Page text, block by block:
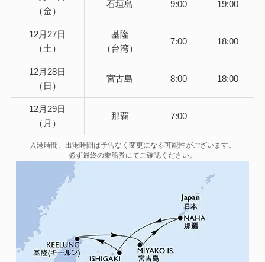
（金）
石垣島 9:00 19:00
12月27日
（土）
基隆
（台湾）
7:00 18:00
12月28日
（日）
宮古島 8:00 18:00
12月29日
（月）
那覇 7:00
入港時間、出港時間は予告なく変更になる可能性がございます。
必ず最終の乗船券にてご確認ください。